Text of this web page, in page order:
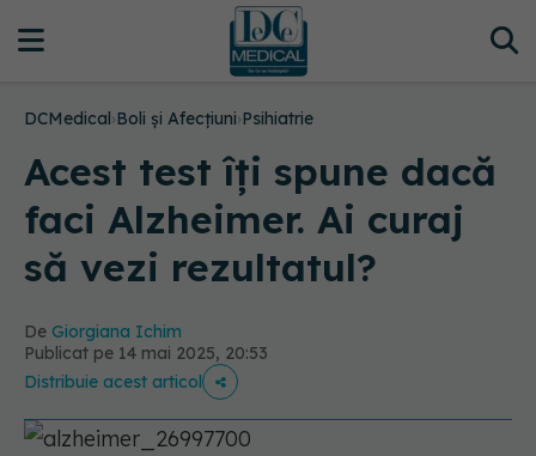
DCMedical›Boli și Afecțiuni›Psihiatrie
Acest test îți spune dacă
faci Alzheimer. Ai curaj
să vezi rezultatul?
De Giorgiana Ichim
Publicat pe 14 mai 2025, 20:53
Distribuie acest articol